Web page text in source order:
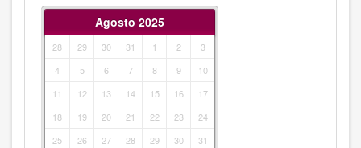
Agosto 2025
28 29 30 31 1 2
3
4
5 6 7 8 9
10
11
12 13 14 15 16
17
18
19 20 21 22 23
24
25
26 27 28 29 30 31